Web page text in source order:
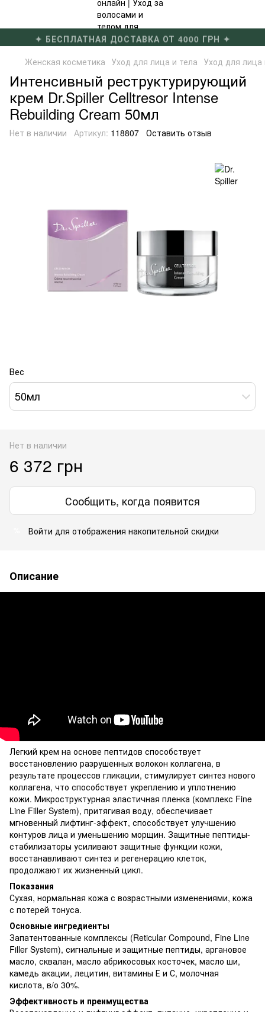
✦ БЕСПЛАТНАЯ ДОСТАВКА ОТ 4000 ГРН ✦
Женская косметика Уход для лица и тела Уход для лица
Интенсивный реструктурирующий
крем Dr.Spiller Celltresor Intense
Rebuilding Cream 50мл
Нет в наличии Артикул: 118807 Оставить отзыв
Вес
50мл
Нет в наличии
6 372 грн
Сообщить, когда появится
Войти для отображения накопительной скидки
Описание
Легкий крем на основе пептидов способствует
восстановлению разрушенных волокон коллагена, в
результате процессов гликации, стимулирует синтез нового
коллагена, что способствует укреплению и уплотнению
кожи. Микроструктурная эластичная пленка (комплекс Fine
Line Filler System), притягивая воду, обеспечивает
мгновенный лифтинг-эффект, способствует улучшению
контуров лица и уменьшению морщин. Защитные пептиды-
стабилизаторы усиливают защитные функции кожи,
восстанавливают синтез и регенерацию клеток,
продолжают их жизненный цикл.
Показания
Сухая, нормальная кожа с возрастными изменениями, кожа
с потерей тонуса.
Основные ингредиенты
Запатентованные комплексы (Reticular Compound, Fine Line
Filler System), сигнальные и защитные пептиды, аргановое
масло, сквалан, масло абрикосовых косточек, масло ши,
камедь акации, лецитин, витамины Е и С, молочная
кислота, в/о 30%.
Эффективность и преимущества